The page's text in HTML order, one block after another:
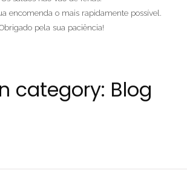
encomenda o mais rapidamente possível.
pela sua paciência!
category: Blog